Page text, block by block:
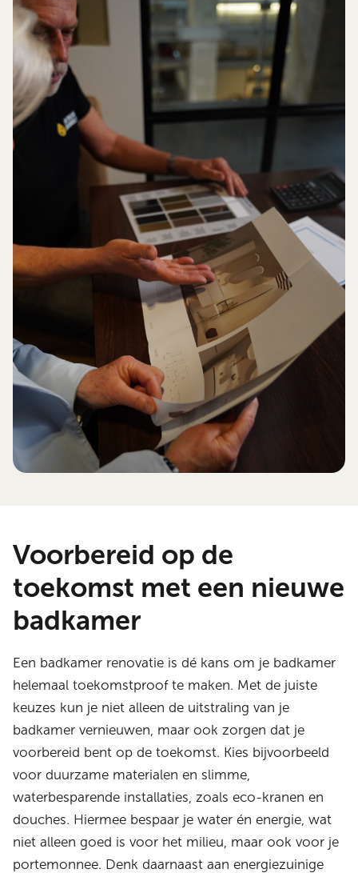
Voorbereid op de
toekomst met een nieuwe
badkamer
Een badkamer renovatie is dé kans om je badkamer
helemaal toekomstproof te maken. Met de juiste
keuzes kun je niet alleen de uitstraling van je
badkamer vernieuwen, maar ook zorgen dat je
voorbereid bent op de toekomst. Kies bijvoorbeeld
voor duurzame materialen en slimme,
waterbesparende installaties, zoals eco-kranen en
douches. Hiermee bespaar je water én energie, wat
niet alleen goed is voor het milieu, maar ook voor je
portemonnee. Denk daarnaast aan energiezuinige